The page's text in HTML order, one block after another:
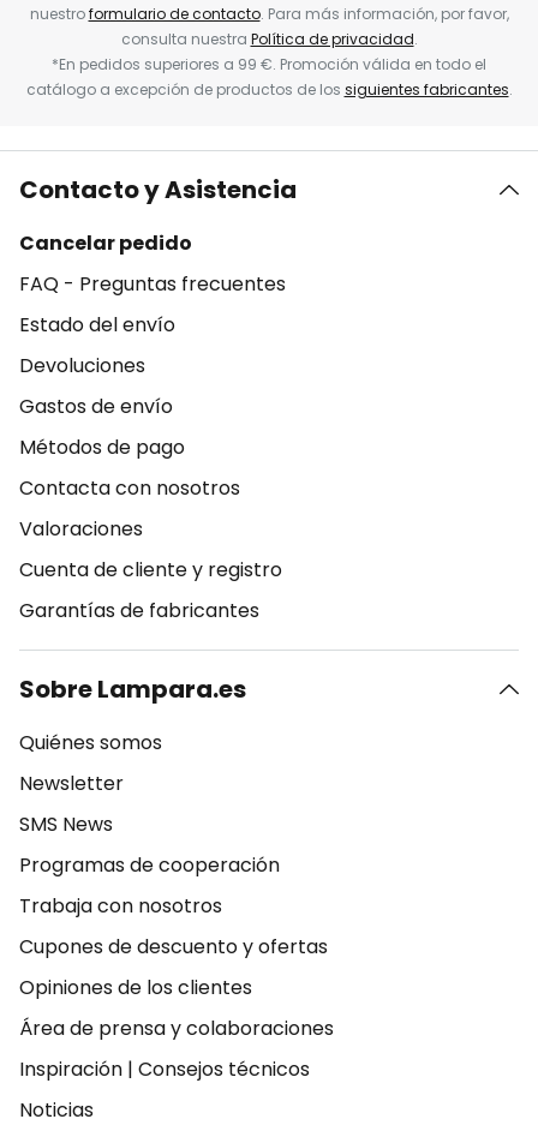
nuestroformulario de contacto. Para más información, por favor,
consulta nuestra Política de privacidad.
*En pedidos superiores a 99 €. Promoción válida en todo el
catálogo a excepción de productos de los siguientes fabricantes.
Contacto y Asistencia
Cancelar pedido
FAQ - Preguntas frecuentes
Estado del envío
Devoluciones
Gastos de envío
Métodos de pago
Contacta con nosotros
Valoraciones
Cuenta de cliente y registro
Garantías de fabricantes
Sobre Lampara.es
Quiénes somos
Newsletter
SMS News
Programas de cooperación
Trabaja con nosotros
Cupones de descuento y ofertas
Opiniones de los clientes
Área de prensa y colaboraciones
Inspiración | Consejos técnicos
Noticias